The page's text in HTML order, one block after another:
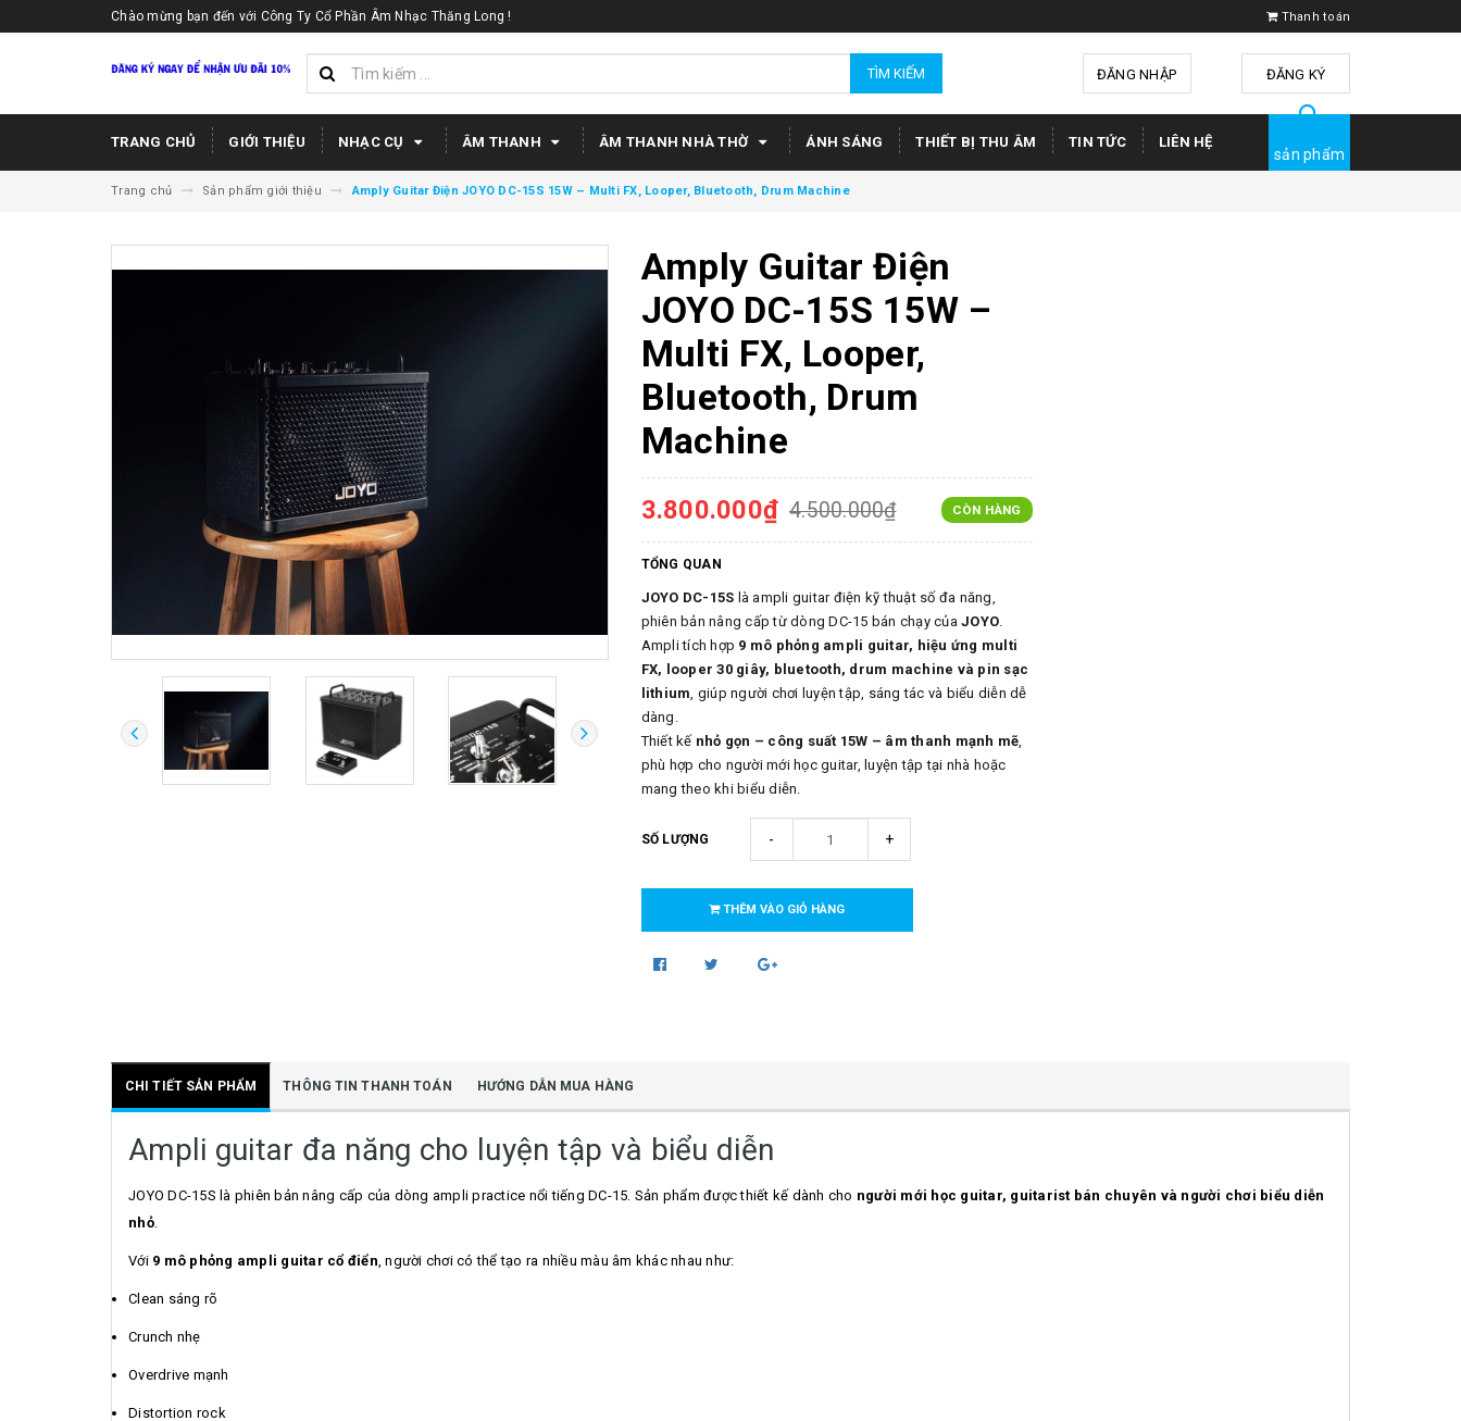
Chào mừng bạn đến với Công Ty Cổ Phần Âm Nhạc Thăng Long ! Thanh toán
TÌM KIẾM ĐĂNG NHẬP ĐĂNG KÝ
TRANG CHỦ GIỚI THIỆU NHẠC CỤ ÂM THANH ÂM THANH NHÀ THỜ ÁNH SÁNG THIẾT BỊ THU ÂM TIN TỨC LIÊN HỆ
sản phẩm
Trang chủ Sản phẩm giới thiệu Amply Guitar Điện JOYO DC-15S 15W – Multi FX, Looper, Bluetooth, Drum Machine
Amply Guitar Điện
JOYO DC-15S 15W –
Multi FX, Looper,
Bluetooth, Drum
Machine
3.800.000₫ 4.500.000₫ CÒN HÀNG
TỔNG QUAN
JOYO DC-15S là ampli guitar điện kỹ thuật số đa năng,
phiên bản nâng cấp từ dòng DC-15 bán chạy của JOYO.
Ampli tích hợp 9 mô phỏng ampli guitar, hiệu ứng multi
FX, looper 30 giây, bluetooth, drum machine và pin sạc
lithium, giúp người chơi luyện tập, sáng tác và biểu diễn dễ
dàng.
Thiết kế nhỏ gọn – công suất 15W – âm thanh mạnh mẽ,
phù hợp cho người mới học guitar, luyện tập tại nhà hoặc
mang theo khi biểu diễn.
SỐ LƯỢNG - +
THÊM VÀO GIỎ HÀNG
CHI TIẾT SẢN PHẨM THÔNG TIN THANH TOÁN HƯỚNG DẪN MUA HÀNG
Ampli guitar đa năng cho luyện tập và biểu diễn
JOYO DC-15S là phiên bản nâng cấp của dòng ampli practice nổi tiếng DC-15. Sản phẩm được thiết kế dành cho người mới học guitar, guitarist bán chuyên và người chơi biểu diễn
nhỏ.
Với 9 mô phỏng ampli guitar cổ điển, người chơi có thể tạo ra nhiều màu âm khác nhau như:
Clean sáng rõ
Crunch nhẹ
Overdrive mạnh
Distortion rock